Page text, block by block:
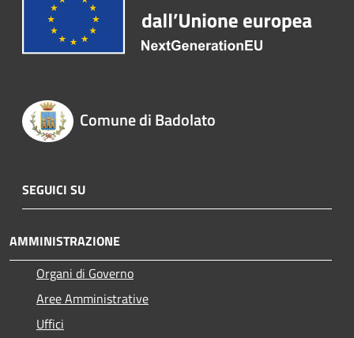
Comune di Badolato
SEGUICI SU
AMMINISTRAZIONE
Organi di Governo
Aree Amministrative
Uffici